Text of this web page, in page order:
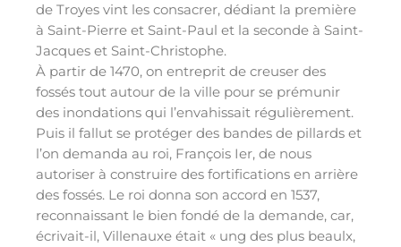
de Troyes vint les consacrer, dédiant la première
à Saint-Pierre et Saint-Paul et la seconde à Saint-
Jacques et Saint-Christophe.
À partir de 1470, on entreprit de creuser des
fossés tout autour de la ville pour se prémunir
des inondations qui l’envahissait régulièrement.
Puis il fallut se protéger des bandes de pillards et
l’on demanda au roi, François Ier, de nous
autoriser à construire des fortifications en arrière
des fossés. Le roi donna son accord en 1537,
reconnaissant le bien fondé de la demande, car,
écrivait-il, Villenauxe était « ung des plus beaulx,